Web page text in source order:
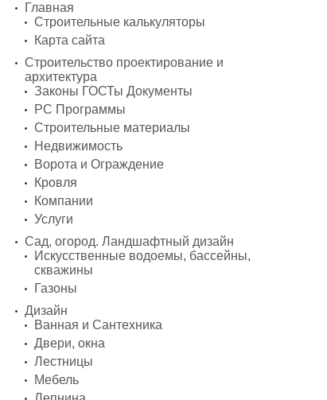
Главная
Строительные калькуляторы
Карта сайта
Строительство проектирование и
архитектура
Законы ГОСТы Документы
PC Программы
Строительные материалы
Недвижимость
Ворота и Ограждение
Кровля
Компании
Услуги
Сад, огород. Ландшафтный дизайн
Искусственные водоемы, бассейны,
скважины
Газоны
Дизайн
Ванная и Сантехника
Двери, окна
Лестницы
Мебель